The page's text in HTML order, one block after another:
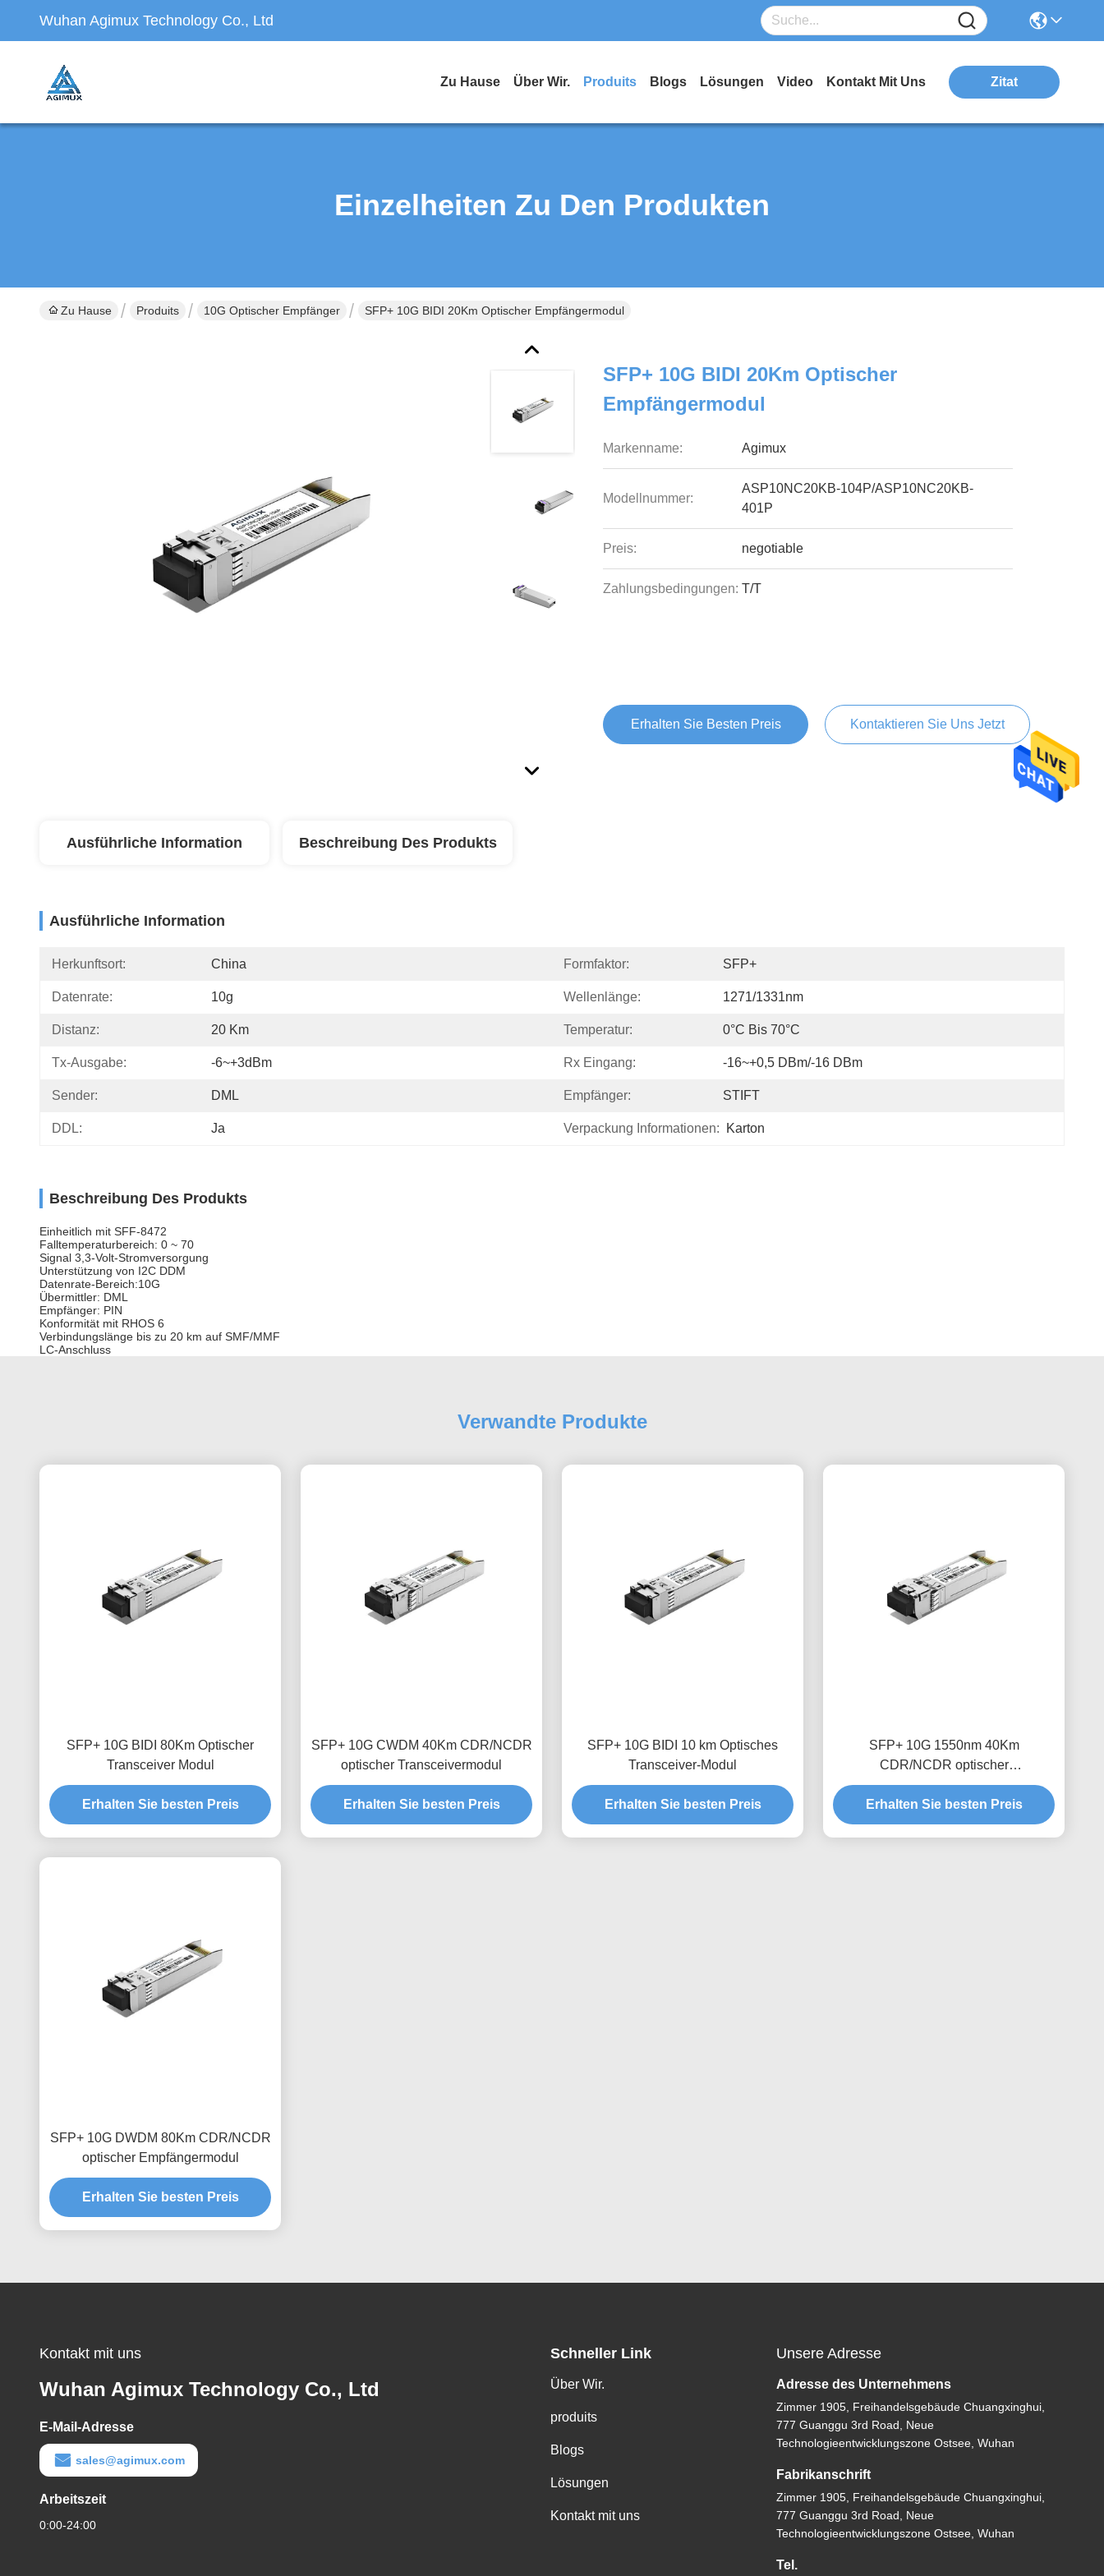
Wuhan Agimux Technology Co., Ltd
Zu Hause Über Wir. Produits Blogs Lösungen Video Kontakt Mit Uns Zitat
Einzelheiten Zu Den Produkten
Zu Hause Produits 10G Optischer Empfänger SFP+ 10G BIDI 20Km Optischer Empfängermodul
SFP+ 10G BIDI 20Km Optischer
Empfängermodul
Markenname: Agimux
Modellnummer:
ASP10NC20KB-104P/ASP10NC20KB-
401P
Preis: negotiable
Zahlungsbedingungen: T/T
Erhalten Sie Besten Preis Kontaktieren Sie Uns Jetzt
Ausführliche Information Beschreibung Des Produkts
Ausführliche Information
Herkunftsort: China Formfaktor: SFP+
Datenrate: 10g Wellenlänge: 1271/1331nm
Distanz: 20 Km Temperatur: 0°C Bis 70°C
Tx-Ausgabe: -6~+3dBm Rx Eingang: -16~+0,5 DBm/-16 DBm
Sender: DML Empfänger: STIFT
DDL: Ja Verpackung Informationen: Karton
Beschreibung Des Produkts
Einheitlich mit SFF-8472
Falltemperaturbereich: 0 ~ 70
Signal 3,3-Volt-Stromversorgung
Unterstützung von I2C DDM
Datenrate-Bereich:10G
Übermittler: DML
Empfänger: PIN
Konformität mit RHOS 6
Verbindungslänge bis zu 20 km auf SMF/MMF
LC-Anschluss
Verwandte Produkte
SFP+ 10G BIDI 80Km Optischer
Transceiver Modul
Erhalten Sie besten Preis
SFP+ 10G CWDM 40Km CDR/NCDR
optischer Transceivermodul
Erhalten Sie besten Preis
SFP+ 10G BIDI 10 km Optisches
Transceiver-Modul
Erhalten Sie besten Preis
SFP+ 10G 1550nm 40Km
CDR/NCDR optischer
Empfängermodul
Erhalten Sie besten Preis
SFP+ 10G DWDM 80Km CDR/NCDR
optischer Empfängermodul
Erhalten Sie besten Preis
Kontakt mit uns
Wuhan Agimux Technology Co., Ltd
E-Mail-Adresse
sales@agimux.com
Arbeitszeit
0:00-24:00
Schneller Link
Über Wir.
produits
Blogs
Lösungen
Kontakt mit uns
Unsere Adresse
Adresse des Unternehmens
Zimmer 1905, Freihandelsgebäude Chuangxinghui,
777 Guanggu 3rd Road, Neue
Technologieentwicklungszone Ostsee, Wuhan
Fabrikanschrift
Zimmer 1905, Freihandelsgebäude Chuangxinghui,
777 Guanggu 3rd Road, Neue
Technologieentwicklungszone Ostsee, Wuhan
Tel.